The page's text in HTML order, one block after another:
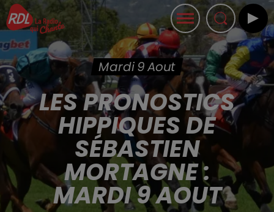
Mardi 9 Aout
LES PRONOSTICS
HIPPIQUES DE
SÉBASTIEN
MORTAGNE :
MARDI 9 AOUT